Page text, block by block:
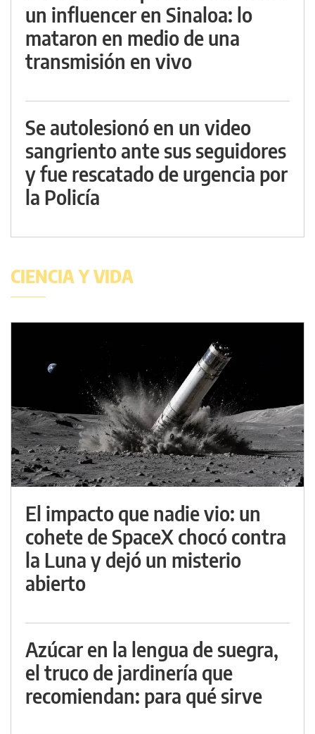
un influencer en Sinaloa: lo
mataron en medio de una
transmisión en vivo
Se autolesionó en un video
sangriento ante sus seguidores
y fue rescatado de urgencia por
la Policía
CIENCIA Y VIDA
El impacto que nadie vio: un
cohete de SpaceX chocó contra
la Luna y dejó un misterio
abierto
Azúcar en la lengua de suegra,
el truco de jardinería que
recomiendan: para qué sirve